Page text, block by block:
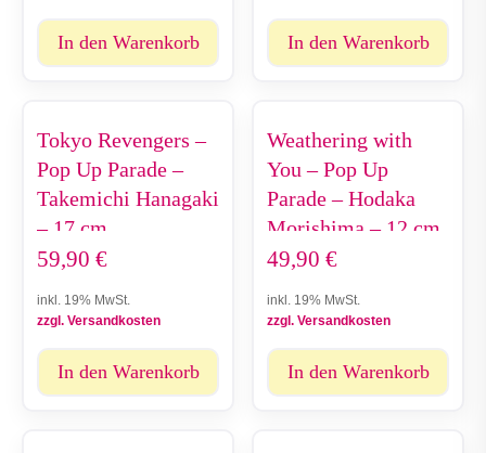
In den Warenkorb In den Warenkorb
Tokyo Revengers –
Pop Up Parade –
Takemichi Hanagaki
– 17 cm
59,90 €
inkl. 19% MwSt.
zzgl. Versandkosten
In den Warenkorb
Weathering with
You – Pop Up
Parade – Hodaka
Morishima – 12 cm
49,90 €
inkl. 19% MwSt.
zzgl. Versandkosten
In den Warenkorb